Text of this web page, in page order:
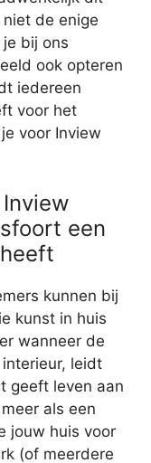
de enige
bij ons
ook opteren
iedereen
voor het
voor Inview
een
kunnen bij
kunst in huis
wanneer de
leidt
geeft leven aan
als een
jouw huis voor
(of meerdere